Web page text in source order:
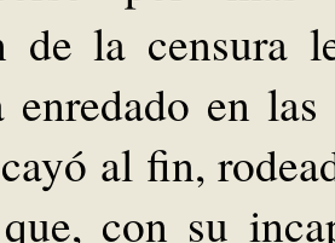
de la censura
enredado en
al fin,
con su